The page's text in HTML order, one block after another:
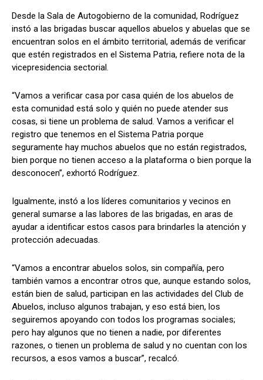
Desde la Sala de Autogobierno de la comunidad, Rodríguez
instó a las brigadas buscar aquellos abuelos y abuelas que se
encuentran solos en el ámbito territorial, además de verificar
que estén registrados en el Sistema Patria, refiere nota de la
vicepresidencia sectorial.
“Vamos a verificar casa por casa quién de los abuelos de
esta comunidad está solo y quién no puede atender sus
cosas, si tiene un problema de salud. Vamos a verificar el
registro que tenemos en el Sistema Patria porque
seguramente hay muchos abuelos que no están registrados,
bien porque no tienen acceso a la plataforma o bien porque la
desconocen”, exhortó Rodríguez.
Igualmente, instó a los líderes comunitarios y vecinos en
general sumarse a las labores de las brigadas, en aras de
ayudar a identificar estos casos para brindarles la atención y
protección adecuadas.
“Vamos a encontrar abuelos solos, sin compañía, pero
también vamos a encontrar otros que, aunque estando solos,
están bien de salud, participan en las actividades del Club de
Abuelos, incluso algunos trabajan, y eso está bien, los
seguiremos apoyando con todos los programas sociales;
pero hay algunos que no tienen a nadie, por diferentes
razones, o tienen un problema de salud y no cuentan con los
recursos, a esos vamos a buscar”, recalcó.